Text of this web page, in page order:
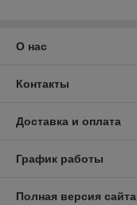
О нас
Контакты
Доставка и оплата
График работы
Полная версия сайта